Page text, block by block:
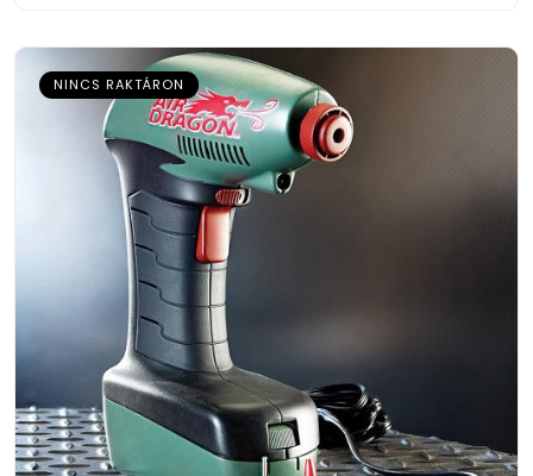
NINCS RAKTÁRON